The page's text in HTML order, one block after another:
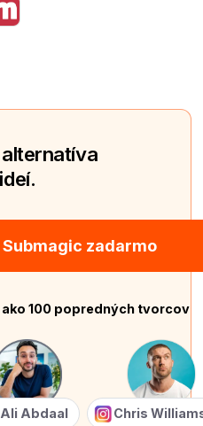
zadarmo
100 popredných tvorcov
Ali Abdaal Chris